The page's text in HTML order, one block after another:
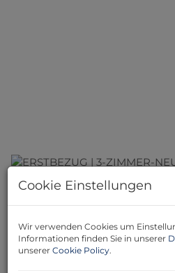
Diese moderne 3-Zimmer-
Obergeschoss überzeugt
Cookie Einstellungen
Wir verwenden Cookies um
Informationen finden Sie in unserer
unserer Cookie Policy.